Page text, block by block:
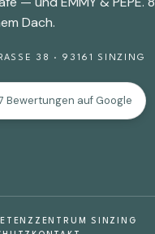
Dach.
38 · 93161 SINZING
Bewertungen auf Google
SINZING